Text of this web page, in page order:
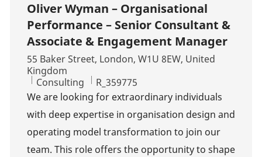
Oliver Wyman – Organisational
Performance – Senior Consultant &
Associate & Engagement Manager
Location
55 Baker Street, London, W1U 8EW, United
Kingdom
Category
Consulting Job Id
R_359775
We are looking for extraordinary individuals
with deep expertise in organisation design and
operating model transformation to join our
team. This role offers the opportunity to shape